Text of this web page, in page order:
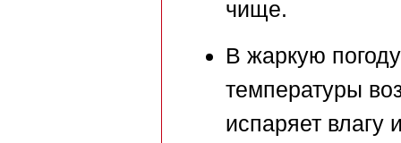
чище.
В жаркую
температуры
испаряет влагу